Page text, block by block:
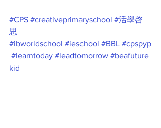
#CPS #creativeprimaryschool #活學啓
思
#ibworldschool #ieschool #BBL #cpspyp
#learntoday #leadtomorrow #beafuture
kid